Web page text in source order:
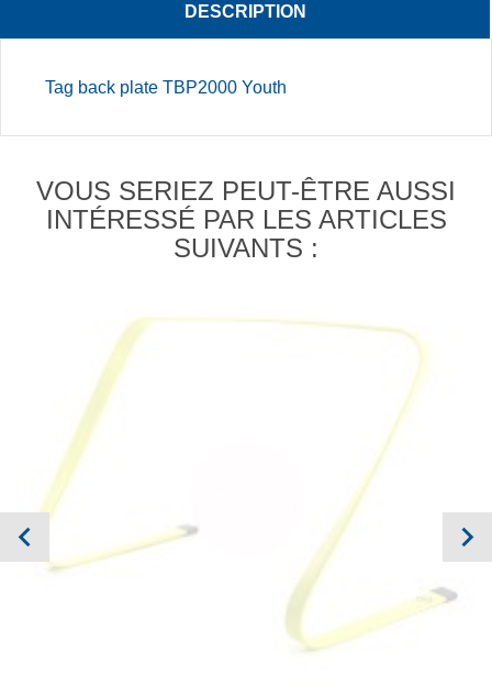
DESCRIPTION
Tag back plate TBP2000 Youth
VOUS SERIEZ PEUT-ÊTRE AUSSI
INTÉRESSÉ PAR LES ARTICLES
SUIVANTS :